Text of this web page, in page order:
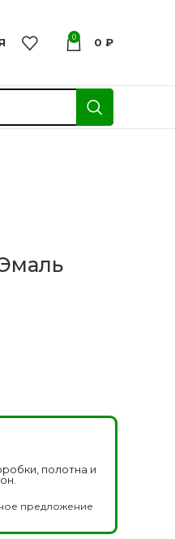
0 0 ₽
полотна и
предложение